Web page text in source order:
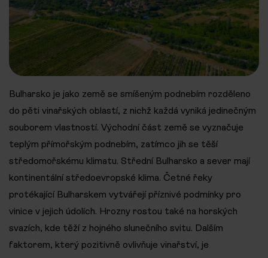
Bulharsko je jako země se smíšeným podnebím rozděleno
do pěti vinařských oblastí, z nichž každá vyniká jedinečným
souborem vlastností. Východní část země se vyznačuje
teplým přímořským podnebím, zatímco jih se těší
středomořskému klimatu. Střední Bulharsko a sever mají
kontinentální středoevropské klima. Četné řeky
protékající Bulharskem vytvářejí příznivé podmínky pro
vinice v jejich údolích. Hrozny rostou také na horských
svazích, kde těží z hojného slunečního svitu. Dalším
faktorem, který pozitivně ovlivňuje vinařství, je